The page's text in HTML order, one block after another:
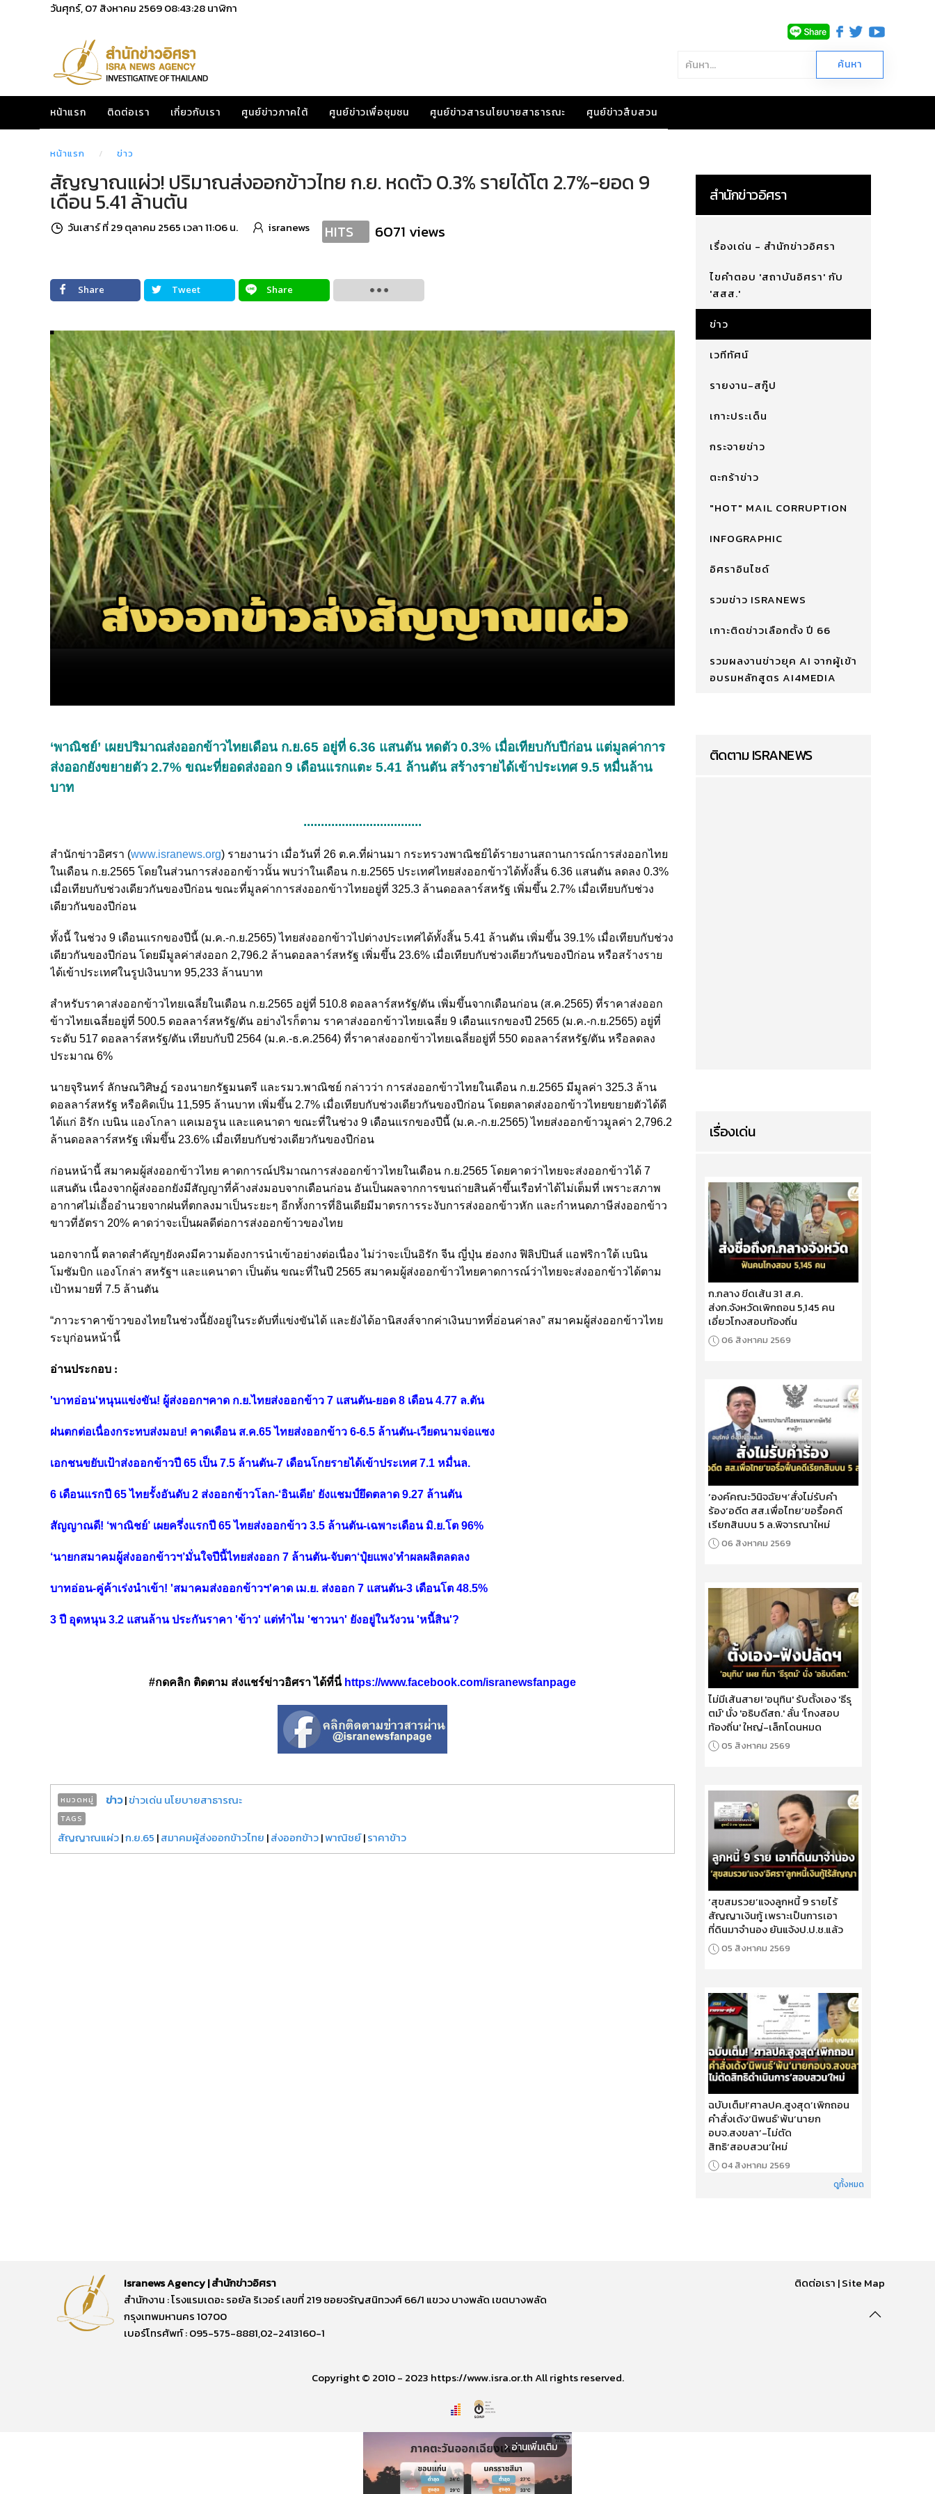
วันศุกร์, 07 สิงหาคม 256908:43:29นาฬิกา
หน้าแรก ติดต่อเรา เกี่ยวกับเรา ศูนย์ข่าวภาคใต้ ศูนย์ข่าวเพื่อชุมชน ศูนย์ข่าวสารนโยบายสาธารณะ ศูนย์ข่าวสืบสวน
หน้าแรก ข่าว
สัญญาณแผ่ว! ปริมาณส่งออกข้าวไทย ก.ย. หดตัว 0.3% รายได้โต 2.7%-ยอด 9
เดือน 5.41 ล้านตัน
วันเสาร์ ที่ 29 ตุลาคม 2565 เวลา 11:06 น. isranews HITS 6071 views
Share Tweet Share
‘พาณิชย์’ เผยปริมาณส่งออกข้าวไทยเดือน ก.ย.65 อยู่ที่ 6.36 แสนตัน หดตัว 0.3% เมื่อเทียบกับปีก่อน แต่มูลค่าการ
ส่งออกยังขยายตัว 2.7% ขณะที่ยอดส่งออก 9 เดือนแรกแตะ 5.41 ล้านตัน สร้างรายได้เข้าประเทศ 9.5 หมื่นล้าน
บาท
..................................
สำนักข่าวอิศรา (www.isranews.org) รายงานว่า เมื่อวันที่ 26 ต.ค.ที่ผ่านมา กระทรวงพาณิชย์ได้รายงานสถานการณ์การส่งออกไทย
ในเดือน ก.ย.2565 โดยในส่วนการส่งออกข้าวนั้น พบว่าในเดือน ก.ย.2565 ประเทศไทยส่งออกข้าวได้ทั้งสิ้น 6.36 แสนตัน ลดลง 0.3%
เมื่อเทียบกับช่วงเดียวกันของปีก่อน ขณะที่มูลค่าการส่งออกข้าวไทยอยู่ที่ 325.3 ล้านดอลลาร์สหรัฐ เพิ่มขึ้น 2.7% เมื่อเทียบกับช่วง
เดียวกันของปีก่อน
ทั้งนี้ ในช่วง 9 เดือนแรกของปีนี้ (ม.ค.-ก.ย.2565) ไทยส่งออกข้าวไปต่างประเทศได้ทั้งสิ้น 5.41 ล้านตัน เพิ่มขึ้น 39.1% เมื่อเทียบกับช่วง
เดียวกันของปีก่อน โดยมีมูลค่าส่งออก 2,796.2 ล้านดอลลาร์สหรัฐ เพิ่มขึ้น 23.6% เมื่อเทียบกับช่วงเดียวกันของปีก่อน หรือสร้างราย
ได้เข้าประเทศในรูปเงินบาท 95,233 ล้านบาท
สำหรับราคาส่งออกข้าวไทยเฉลี่ยในเดือน ก.ย.2565 อยู่ที่ 510.8 ดอลลาร์สหรัฐ/ตัน เพิ่มขึ้นจากเดือนก่อน (ส.ค.2565) ที่ราคาส่งออก
ข้าวไทยเฉลี่ยอยู่ที่ 500.5 ดอลลาร์สหรัฐ/ตัน อย่างไรก็ตาม ราคาส่งออกข้าวไทยเฉลี่ย 9 เดือนแรกของปี 2565 (ม.ค.-ก.ย.2565) อยู่ที่
ระดับ 517 ดอลลาร์สหรัฐ/ตัน เทียบกับปี 2564 (ม.ค.-ธ.ค.2564) ที่ราคาส่งออกข้าวไทยเฉลี่ยอยู่ที่ 550 ดอลลาร์สหรัฐ/ตัน หรือลดลง
ประมาณ 6%
นายจุรินทร์ ลักษณวิศิษฏ์ รองนายกรัฐมนตรี และรมว.พาณิชย์ กล่าวว่า การส่งออกข้าวไทยในเดือน ก.ย.2565 มีมูลค่า 325.3 ล้าน
ดอลลาร์สหรัฐ หรือคิดเป็น 11,595 ล้านบาท เพิ่มขึ้น 2.7% เมื่อเทียบกับช่วงเดียวกันของปีก่อน โดยตลาดส่งออกข้าวไทยขยายตัวได้ดี
ได้แก่ อิรัก เบนิน แองโกลา แคเมอรูน และแคนาดา ขณะที่ในช่วง 9 เดือนแรกของปีนี้ (ม.ค.-ก.ย.2565) ไทยส่งออกข้าวมูลค่า 2,796.2
ล้านดอลลาร์สหรัฐ เพิ่มขึ้น 23.6% เมื่อเทียบกับช่วงเดียวกันของปีก่อน
ก่อนหน้านี้ สมาคมผู้ส่งออกข้าวไทย คาดการณ์ปริมาณการส่งออกข้าวไทยในเดือน ก.ย.2565 โดยคาดว่าไทยจะส่งออกข้าวได้ 7
แสนตัน เนื่องจากผู้ส่งออกยังมีสัญญาที่ค้างส่งมอบจากเดือนก่อน อันเป็นผลจากการขนถ่ายสินค้าขึ้นเรือทำได้ไม่เต็มที่ เพราะสภาพ
อากาศไม่เอื้ออำนวยจากฝนที่ตกลงมาเป็นระยะๆ อีกทั้งการที่อินเดียมีมาตรการระงับการส่งออกข้าวหัก และกำหนดภาษีส่งออกข้าว
ขาวที่อัตรา 20% คาดว่าจะเป็นผลดีต่อการส่งออกข้าวของไทย
นอกจากนี้ ตลาดสำคัญๆยังคงมีความต้องการนำเข้าอย่างต่อเนื่อง ไม่ว่าจะเป็นอิรัก จีน ญี่ปุ่น ฮ่องกง ฟิลิปปินส์ แอฟริกาใต้ เบนิน
โมซัมบิก แองโกล่า สหรัฐฯ และแคนาดา เป็นต้น ขณะที่ในปี 2565 สมาคมผู้ส่งออกข้าวไทยคาดการณ์ว่าไทยจะส่งออกข้าวได้ตาม
เป้าหมายที่ 7.5 ล้านตัน
“ภาวะราคาข้าวของไทยในช่วงนี้ยังอยู่ในระดับที่แข่งขันได้ และยังได้อานิสงส์จากค่าเงินบาทที่อ่อนค่าลง” สมาคมผู้ส่งออกข้าวไทย
ระบุก่อนหน้านี้
อ่านประกอบ :
'บาทอ่อน'หนุนแข่งขัน! ผู้ส่งออกฯคาด ก.ย.ไทยส่งออกข้าว 7 แสนตัน-ยอด 8 เดือน 4.77 ล.ตัน
ฝนตกต่อเนื่องกระทบส่งมอบ! คาดเดือน ส.ค.65 ไทยส่งออกข้าว 6-6.5 ล้านตัน-เวียดนามจ่อแซง
เอกชนขยับเป้าส่งออกข้าวปี 65 เป็น 7.5 ล้านตัน-7 เดือนโกยรายได้เข้าประเทศ 7.1 หมื่นล.
6 เดือนแรกปี 65 ไทยรั้งอันดับ 2 ส่งออกข้าวโลก-‘อินเดีย’ ยังแชมป์ยึดตลาด 9.27 ล้านตัน
สัญญาณดี! ‘พาณิชย์’ เผยครึ่งแรกปี 65 ไทยส่งออกข้าว 3.5 ล้านตัน-เฉพาะเดือน มิ.ย.โต 96%
‘นายกสมาคมผู้ส่งออกข้าวฯ’มั่นใจปีนี้ไทยส่งออก 7 ล้านตัน-จับตา‘ปุ๋ยแพง’ทำผลผลิตลดลง
บาทอ่อน-คู่ค้าเร่งนำเข้า! 'สมาคมส่งออกข้าวฯ'คาด เม.ย. ส่งออก 7 แสนตัน-3 เดือนโต 48.5%
3 ปี อุดหนุน 3.2 แสนล้าน ประกันราคา 'ข้าว' แต่ทำไม 'ชาวนา' ยังอยู่ในวังวน 'หนี้สิน'?
#กดคลิก ติดตาม ส่งแชร์ข่าวอิศรา ได้ที่นี่ https://www.facebook.com/isranewsfanpage
หมวดหมู่ ข่าว|ข่าวเด่น นโยบายสาธารณะ
TAGS
สัญญาณแผ่ว|ก.ย.65 |สมาคมผู้ส่งออกข้าวไทย |ส่งออกข้าว|พาณิชย์|ราคาข้าว
สำนักข่าวอิศรา
เรื่องเด่น - สำนักข่าวอิศรา
ไขคำตอบ 'สถาบันอิศรา' กับ
'สสส.'
ข่าว
เวทีทัศน์
รายงาน-สกู๊ป
เกาะประเด็น
กระจายข่าว
ตะกร้าข่าว
"HOT" MAIL CORRUPTION
INFOGRAPHIC
อิศราอินไซด์
รวมข่าว ISRANEWS
เกาะติดข่าวเลือกตั้ง ปี 66
รวมผลงานข่าวยุค AI จากผู้เข้า
อบรมหลักสูตร AI4MEDIA
ติดตาม ISRANEWS
เรื่องเด่น
ก.กลาง ขีดเส้น 31 ส.ค.
ส่งก.จังหวัดเพิกถอน 5,145 คน
เอี่ยวโกงสอบท้องถิ่น
06 สิงหาคม 2569
‘องค์คณะวินิจฉัยฯ’สั่งไม่รับคำ
ร้อง‘อดีต สส.เพื่อไทย’ขอรื้อคดี
เรียกสินบน 5 ล.พิจารณาใหม่
06 สิงหาคม 2569
ไม่มีเส้นสาย! 'อนุทิน' รับตั้งเอง 'ธีรุ
ตม์' นั่ง 'อธิบดีสถ.' ลั่น 'โกงสอบ
ท้องถิ่น' ใหญ่-เล็กโดนหมด
05 สิงหาคม 2569
‘สุขสมรวย’แจงลูกหนี้ 9 รายไร้
สัญญาเงินกู้ เพราะเป็นการเอา
ที่ดินมาจำนอง ยันแจ้งป.ป.ช.แล้ว
05 สิงหาคม 2569
ฉบับเต็ม!‘ศาลปค.สูงสุด’เพิกถอน
คำสั่งเด้ง‘นิพนธ์’พ้น‘นายก
อบจ.สงขลา’-ไม่ตัด
สิทธิ‘สอบสวน’ใหม่
04 สิงหาคม 2569
ดูทั้งหมด
Isranews Agency | สำนักข่าวอิศรา
สำนักงาน : โรงแรมเดอะ รอยัล ริเวอร์ เลขที่ 219 ซอยจรัญสนิทวงศ์ 66/1 แขวง บางพลัด เขตบางพลัด
กรุงเทพมหานคร 10700
เบอร์โทรศัพท์ : 095-575-8881,02-2413160-1
ติดต่อเรา |Site Map
Copyright © 2010 - 2023 https://www.isra.or.th All rights reserved.
arrow_forward_ios อ่านเพิ่มเติม